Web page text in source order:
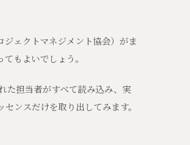
ェクトマネジメント協会）がま
もよいでしょう。
た担当者がすべて読み込み、実
ンスだけを取り出してみます。